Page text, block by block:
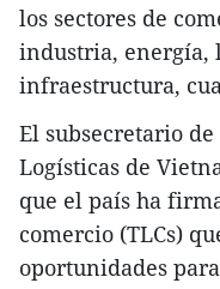
los sectores de
industria, energía,
infraestructura,
El subsecretario
Logísticas de
que el país ha
comercio (TLCs)
oportunidades